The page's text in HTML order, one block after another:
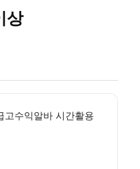
상
고수익알바 시간활용